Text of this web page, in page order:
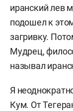
иранский лев
подошел к
загривку.
Мудрец,
называл
Я
Кум. От